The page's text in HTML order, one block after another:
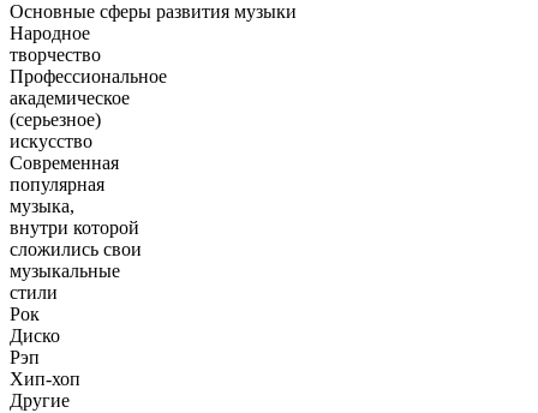
Основные сферы развития музыки
Народное
творчество
Профессиональное
академическое
(серьезное)
искусство
Современная
популярная
музыка,
внутри которой
сложились свои
музыкальные
стили
Рок
Диско
Рэп
Хип-хоп
Другие